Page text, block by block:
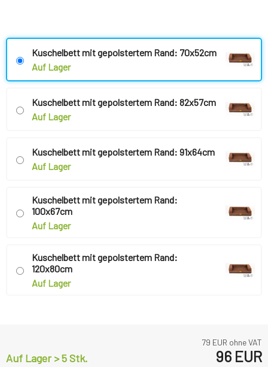
Kuschelbett mit gepolstertem Rand: 70x52cm
Auf Lager
Kuschelbett mit gepolstertem Rand: 82x57cm
Auf Lager
Kuschelbett mit gepolstertem Rand: 91x64cm
Auf Lager
Kuschelbett mit gepolstertem Rand:
100x67cm
Auf Lager
Kuschelbett mit gepolstertem Rand:
120x80cm
Auf Lager
79 EUR ohne VAT
Auf Lager > 5 Stk. 96 EUR